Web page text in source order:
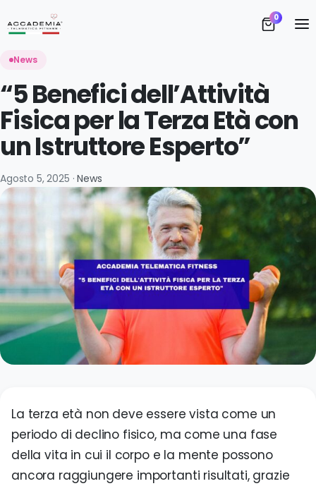
0
News
“5 Benefici dell’Attività
Fisica per la Terza Età con
un Istruttore Esperto”
Agosto 5, 2025 ·News
La terza età non deve essere vista come un
periodo di declino fisico, ma come una fase
della vita in cui il corpo e la mente possono
ancora raggiungere importanti risultati, grazie